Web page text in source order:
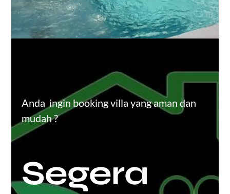
Anda ingin booking villa yang aman dan
mudah ?
Segera